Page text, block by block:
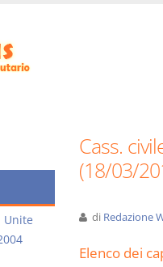
Cass.
(18/03/
di Redazione
Elenco dei
Unite